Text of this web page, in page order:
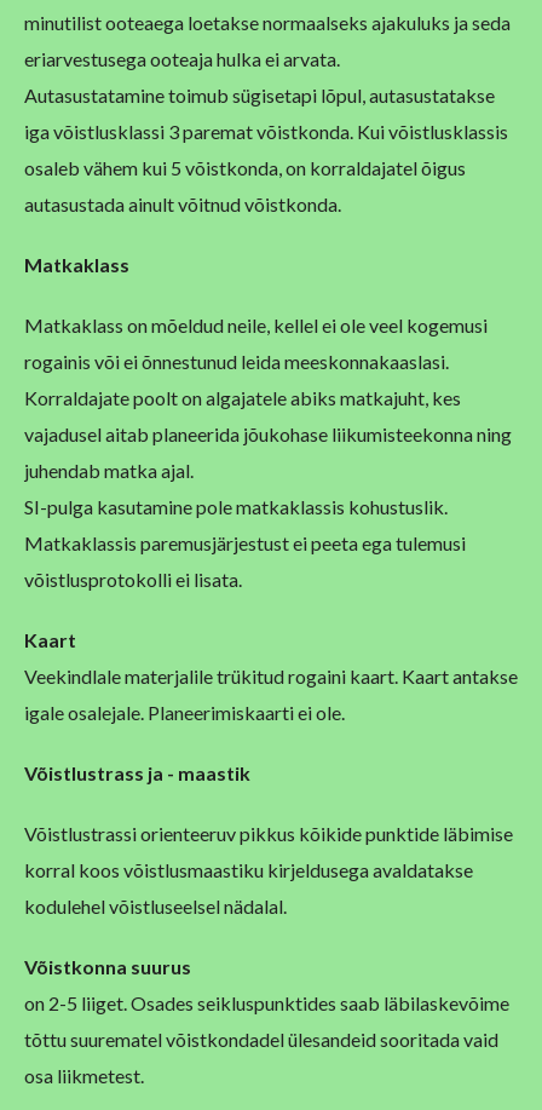
minutilist ooteaega loetakse normaalseks ajakuluks ja seda
eriarvestusega ooteaja hulka ei arvata.
Autasustatamine toimub sügisetapi lõpul, autasustatakse
iga võistlusklassi 3 paremat võistkonda. Kui võistlusklassis
osaleb vähem kui 5 võistkonda, on korraldajatel õigus
autasustada ainult võitnud võistkonda.
Matkaklass
Matkaklass on mõeldud neile, kellel ei ole veel kogemusi
rogainis või ei õnnestunud leida meeskonnakaaslasi.
Korraldajate poolt on algajatele abiks matkajuht, kes
vajadusel aitab planeerida jõukohase liikumisteekonna ning
juhendab matka ajal.
SI-pulga kasutamine pole matkaklassis kohustuslik.
Matkaklassis paremusjärjestust ei peeta ega tulemusi
võistlusprotokolli ei lisata.
Kaart
Veekindlale materjalile trükitud rogaini kaart. Kaart antakse
igale osalejale. Planeerimiskaarti ei ole.
Võistlustrass ja - maastik
Võistlustrassi orienteeruv pikkus kõikide punktide läbimise
korral koos võistlusmaastiku kirjeldusega avaldatakse
kodulehel võistluseelsel nädalal.
Võistkonna suurus
on 2-5 liiget. Osades seikluspunktides saab läbilaskevõime
tõttu suurematel võistkondadel ülesandeid sooritada vaid
osa liikmetest.